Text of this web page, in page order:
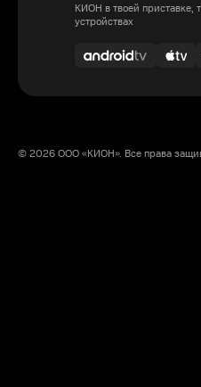
КИОН в твоей приставке,
устройствах
© 2026 ООО «КИОН». Все права